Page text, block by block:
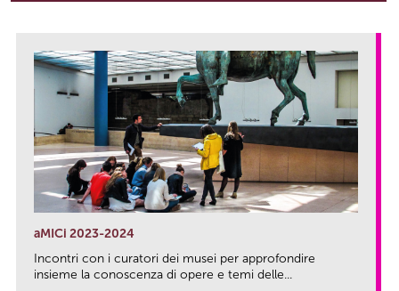
aMICi 2023-2024
Incontri con i curatori dei musei per approfondire
insieme la conoscenza di opere e temi delle...